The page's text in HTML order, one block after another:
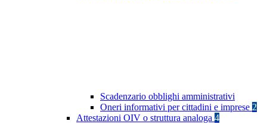
Scadenzario obblighi amministrativi
Oneri informativi per cittadini e imprese 2
Attestazioni OIV o struttura analoga 4